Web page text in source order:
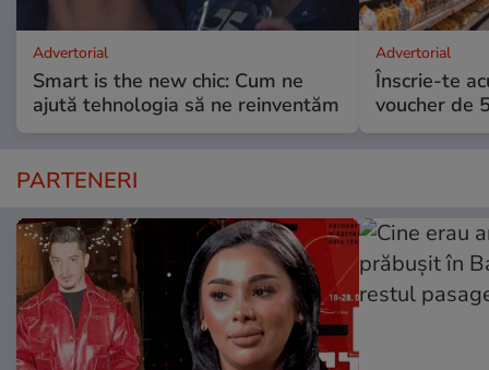
Advertorial
Smart is the new chic: Cum ne
ajută tehnologia să ne reinventăm
Advertorial
Înscrie-te
voucher de
PARTENERI